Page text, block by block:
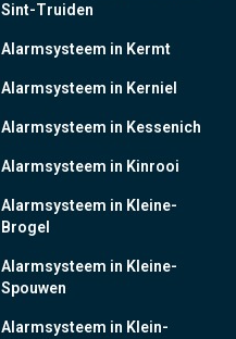
Sint-Truiden
Alarmsysteem in Kermt
Alarmsysteem in Kerniel
Alarmsysteem in Kessenich
Alarmsysteem in Kinrooi
Alarmsysteem in Kleine-
Brogel
Alarmsysteem in Kleine-
Spouwen
Alarmsysteem in Klein-